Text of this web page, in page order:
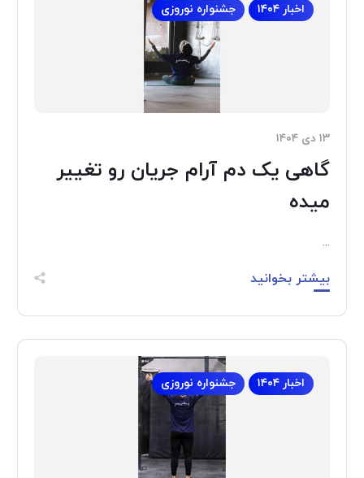
اخبار ۱۴۰۴ جشنواره نوروزی
۱۳ دی ۱۴۰۴
گاهی یک دم آرام جریان رو تغییر
میده
...
بیشتر بخوانید
اخبار ۱۴۰۴ جشنواره نوروزی